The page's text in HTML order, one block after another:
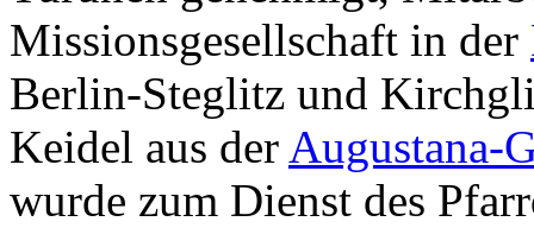
Missionsgesellschaft in der
Berlin-Steglitz und
Keidel aus der Augustana-
wurde zum Dienst des